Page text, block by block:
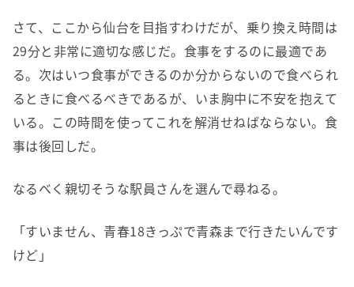
さて、ここから仙台を目指すわけだが、乗り換え時間は
29分と非常に適切な感じだ。食事をするのに最適であ
る。次はいつ食事ができるのか分からないので食べられ
るときに食べるべきであるが、いま胸中に不安を抱えて
いる。この時間を使ってこれを解消せねばならない。食
事は後回しだ。
なるべく親切そうな駅員さんを選んで尋ねる。
「すいません、青春18きっぷで青森まで行きたいんです
けど」